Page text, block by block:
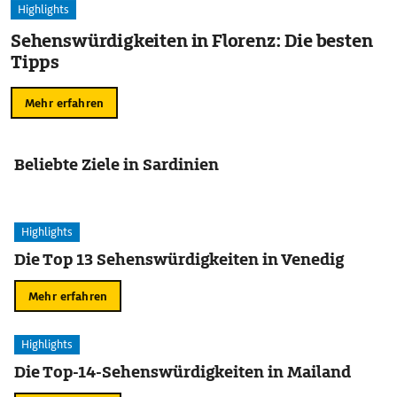
Highlights
Sehenswürdigkeiten in Florenz: Die besten
Tipps
Mehr erfahren
Beliebte Ziele in Sardinien
Highlights
Die Top 13 Sehenswürdigkeiten in Venedig
Mehr erfahren
Highlights
Die Top-14-Sehenswürdigkeiten in Mailand